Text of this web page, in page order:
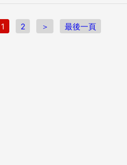
1 2 ＞ 最後一頁